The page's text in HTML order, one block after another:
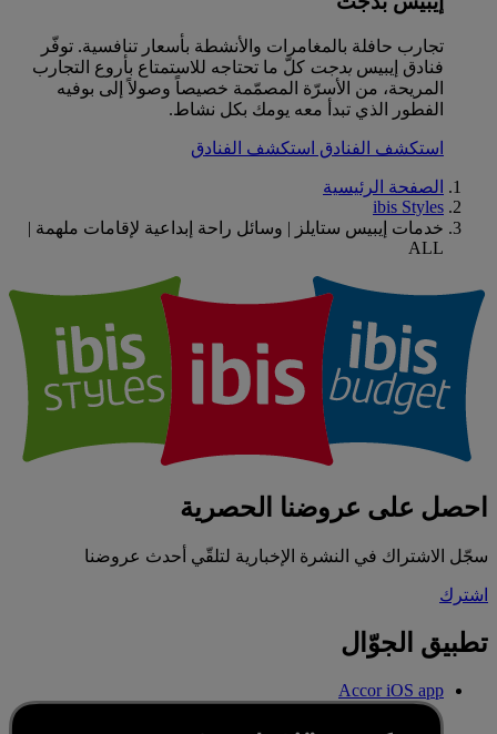
تجارب حافلة بالمغامرات والأنشطة بأسعار تنافسية. توفّر
فنادق إيبيس بدجت كلّ ما تحتاجه للاستمتاع بأروع التجارب
المريحة، من الأسرّة المصمّمة خصيصاً وصولاً إلى بوفيه
الفطور الذي تبدأ معه يومك بكل نشاط.
استكشف الفنادق استكشف الفنادق
الصفحة الرئيسية
ibis Styles
خدمات إيبيس ستايلز | وسائل راحة إبداعية لإقامات ملهمة |
ALL
احصل على عروضنا الحصرية
سجّل الاشتراك في النشرة الإخبارية لتلقّي أحدث عروضنا
اشترك
تطبيق الجوّال
Accor iOS app